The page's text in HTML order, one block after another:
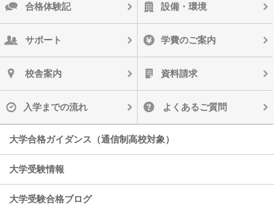
合格体験記 設備・環境
サポート 学費のご案内
校舎案内 資料請求
入学までの流れ よくあるご質問
大学合格ガイダンス（通信制高校対象）
大学受験情報
大学受験合格ブログ